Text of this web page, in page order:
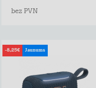
bez PVN
-8,25€ Jaunums